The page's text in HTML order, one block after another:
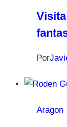
Por
Aragon